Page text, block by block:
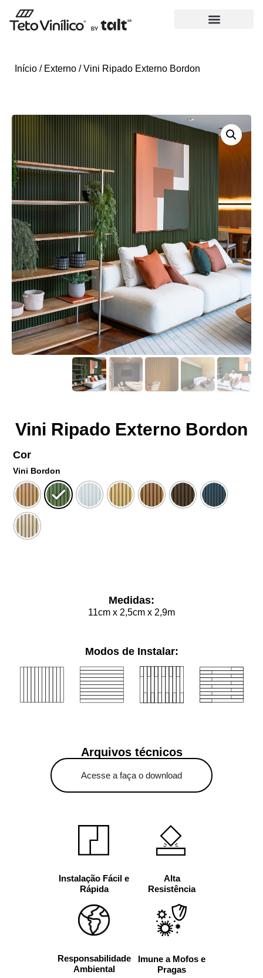
Início / Externo / Vini Ripado Externo Bordon
Vini Ripado Externo Bordon
Cor
Vini Bordon
Medidas:
11cm x 2,5cm x 2,9m
Modos de Instalar:
Arquivos técnicos
Acesse a faça o download
Instalação Fácil e
Rápida
Alta
Resistência
Responsabilidade
Ambiental
Imune a Mofos e
Pragas